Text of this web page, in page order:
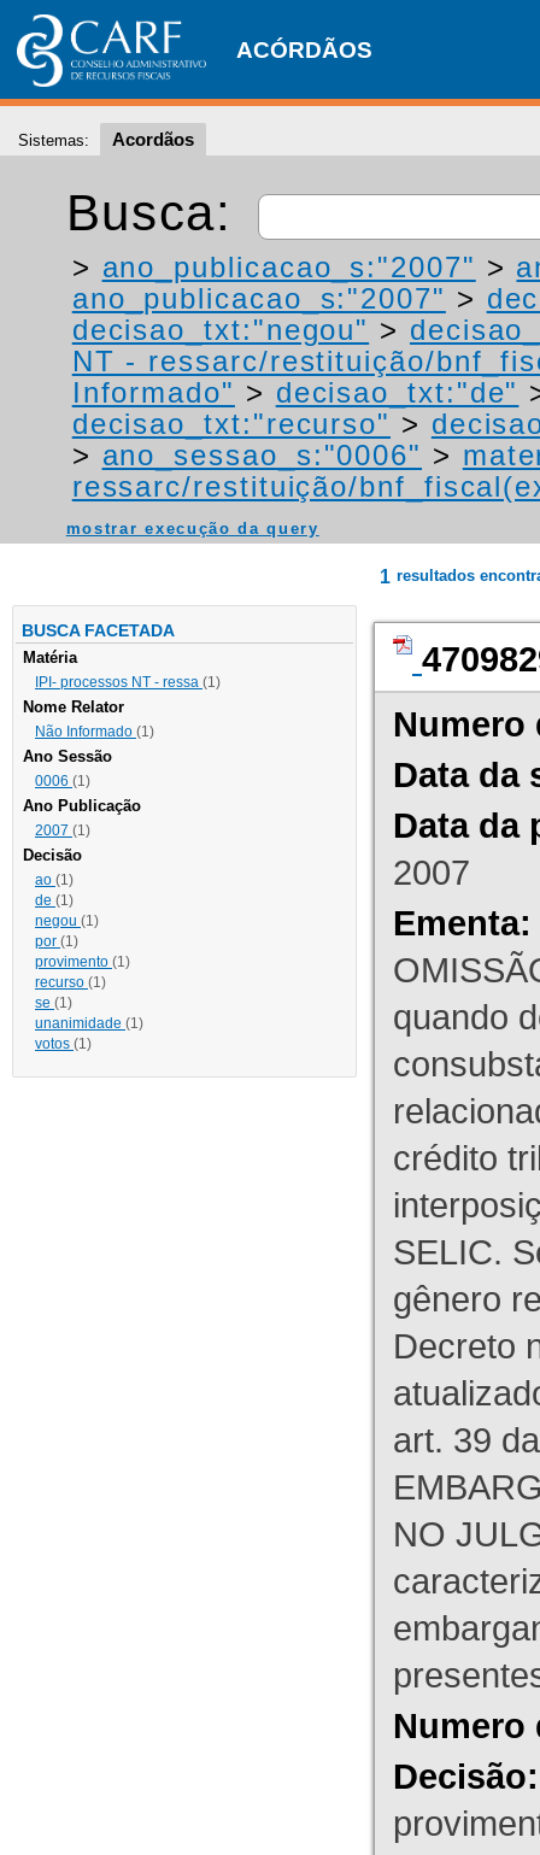
ACÓRDÃOS
Sistemas: Acordãos
Busca:
> ano_publicacao_s:"2007" >
ano_publicacao_s:"2007" >
decisao_txt:"negou" >
NT - ressarc/restituição/
Informado" > decisao_txt:"de"
decisao_txt:"recurso" >
> ano_sessao_s:"0006" >
ressarc/restituição/
mostrar execução da query
BUSCA FACETADA
Matéria
IPI- processos NT - ressa (1)
Nome Relator
Não Informado (1)
Ano Sessão
0006 (1)
Ano Publicação
2007 (1)
Decisão
ao (1)
de (1)
negou (1)
por (1)
provimento (1)
recurso (1)
se (1)
unanimidade (1)
votos (1)
1 resultados
Numero
Data da
Data da
2007
Ementa:
quando
crédito
SELIC.
gênero
Decreto
art. 39
NO
Numero
Decisão: